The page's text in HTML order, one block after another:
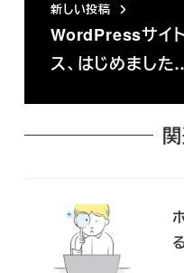
新しい投稿
WordPressサイ
ス、はじめまし